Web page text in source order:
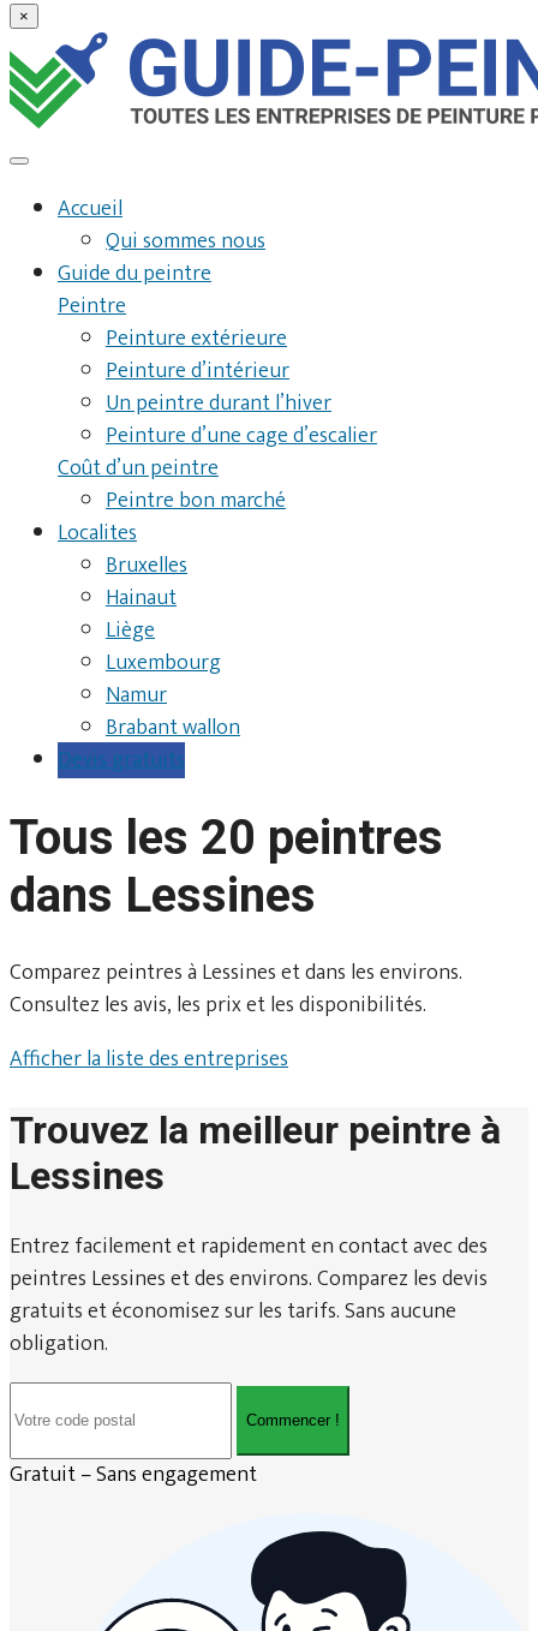
×
Accueil
Qui sommes nous
Guide du peintre
Peintre
Peinture extérieure
Peinture d’intérieur
Un peintre durant l’hiver
Peinture d’une cage d’escalier
Coût d’un peintre
Peintre bon marché
Localites
Bruxelles
Hainaut
Liège
Luxembourg
Namur
Brabant wallon
Devis gratuits
Tous les 20 peintres
dans Lessines
Comparez peintres à Lessines et dans les environs.
Consultez les avis, les prix et les disponibilités.
Afficher la liste des entreprises
Trouvez la meilleur peintre à
Lessines
Entrez facilement et rapidement en contact avec des
peintres Lessines et des environs. Comparez les devis
gratuits et économisez sur les tarifs. Sans aucune
obligation.
Commencer !
Gratuit – Sans engagement